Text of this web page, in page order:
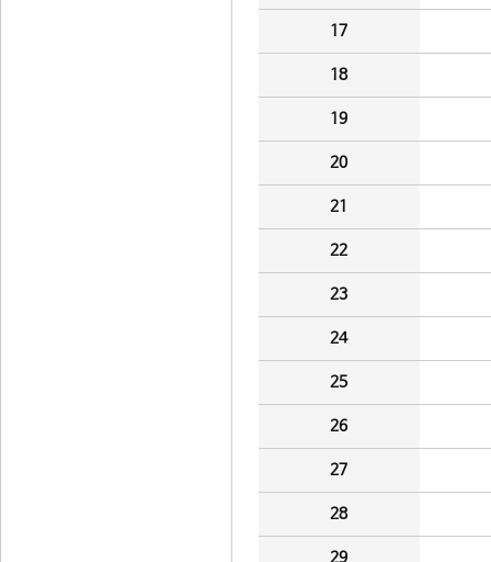
17
18
19
20
21
22
23
24
25
26
27
28
29